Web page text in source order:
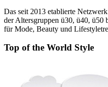
Das seit 2013 etablierte
der Altersgruppen ü30, ü40, ü50
für Mode, Beauty und
Top of the World Style